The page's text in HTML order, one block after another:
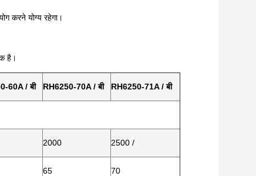
करने योग्य रहेगा।
है।
60A / बी RH6250-70A / बी RH6250-71A / बी
2000 2500 /
65 70